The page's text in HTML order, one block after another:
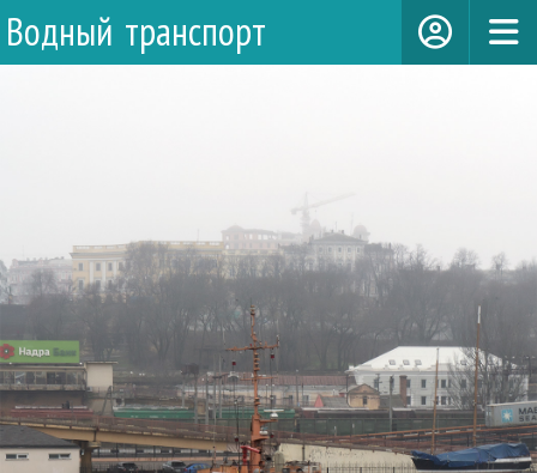
Водный транспорт